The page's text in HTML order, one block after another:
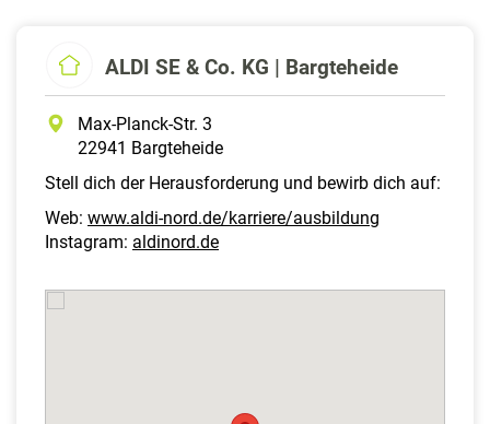
ALDI SE & Co. KG | Bargteheide
Max-Planck-Str. 3
22941 Bargteheide
Stell dich der Herausforderung und bewirb dich auf:
Web: www.aldi-nord.de/karriere/ausbildung
Instagram: aldinord.de